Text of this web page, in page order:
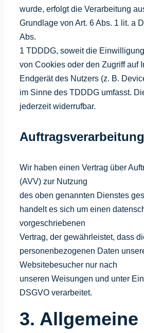
wurde, erfolgt die Verarbeitung
Grundlage von Art. 6 Abs. 1 lit. a
Abs.
1 TDDDG, soweit die
von Cookies oder den Zugriff auf
Endgerät des Nutzers (z. B.
im Sinne des TDDDG umfasst.
jederzeit widerrufbar.
Auftragsverarbeitung
Wir haben einen Vertrag über
(AVV) zur Nutzung
des oben genannten Dienstes
handelt es sich um einen
vorgeschriebenen
Vertrag, der gewährleistet, dass
personenbezogenen Daten
Websitebesucher nur nach
unseren Weisungen und unter
DSGVO verarbeitet.
3. Allgemeine